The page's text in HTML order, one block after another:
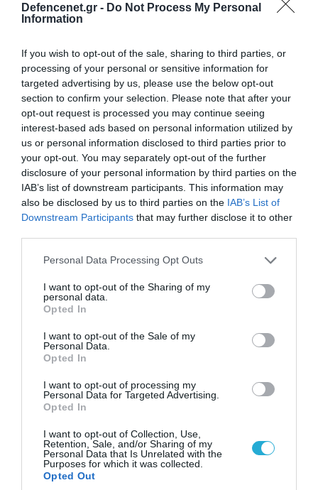
Defencenet.gr - Do Not Process My Personal
Information
If you wish to opt-out of the sale, sharing to third parties, or
processing of your personal or sensitive information for
targeted advertising by us, please use the below opt-out
section to confirm your selection. Please note that after your
opt-out request is processed you may continue seeing
interest-based ads based on personal information utilized by
us or personal information disclosed to third parties prior to
your opt-out. You may separately opt-out of the further
disclosure of your personal information by third parties on the
IAB’s list of downstream participants. This information may
also be disclosed by us to third parties on the IAB’s List of
Downstream Participants that may further disclose it to other
Please note that this website/app uses one or more Google
not limited to your visit or usage behaviour. You may click to
grant or deny consent to Google and its third-party tags to
use your data for below specified purposes in below Google
consent section.
Personal Data Processing Opt Outs
I want to opt-out of the Sharing of my
personal data.
Opted In
I want to opt-out of the Sale of my
Personal Data.
Opted In
I want to opt-out of processing my
Personal Data for Targeted Advertising.
Opted In
I want to opt-out of Collection, Use,
Retention, Sale, and/or Sharing of my
Personal Data that Is Unrelated with the
Purposes for which it was collected.
Opted Out
08.08.2026 | 12:02
Ιράν: Δημοσίευσε φωτογραφίες
αμερικανικών και ισραηλινών αεροσκαφών &
drones που καταρρίφθηκαν
ΠΟΛΙΤΙΚΗ
08.08.2026 | 09:02
«Η απόλυτη τραγωδία»: Η «αιχμηρή» ανάρτηση